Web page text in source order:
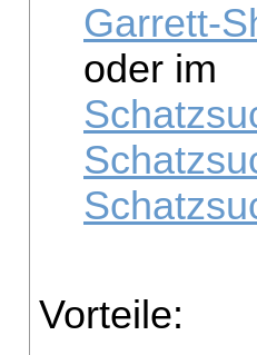
Garrett-
oder im
Vorteile: